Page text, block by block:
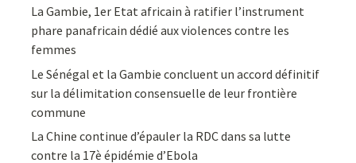
La Gambie, 1er Etat africain à ratifier l’instrument
phare panafricain dédié aux violences contre les
femmes
Le Sénégal et la Gambie concluent un accord définitif
sur la délimitation consensuelle de leur frontière
commune
La Chine continue d’épauler la RDC dans sa lutte
contre la 17è épidémie d’Ebola